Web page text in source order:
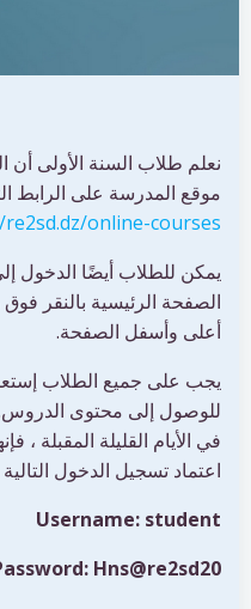
نعلم طلاب السنة الأولى أن
موقع المدرسة على الرابط
re2sd.dz/online-courses/
يمكن للطلاب أيضًا الدخول
الصفحة الرئيسية بالنقر
أعلى وأسفل الصفحة.
يجب على جميع الطلاب
للوصول إلى محتوى الدروس.
في الأيام القليلة المقبلة ،
اعتماد تسجيل الدخول
Username: student
Hns@re2sd20